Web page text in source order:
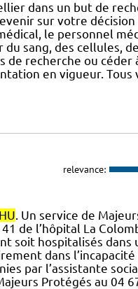
dans un but de
sur votre décision
le personnel
sang, des cellules,
de recherche ou céder
en vigueur. Tous
relevance:
. Un service de
de l’hôpital La
soit hospitalisés dans
dans l’incapacité
par l’assistante
Protégés au 04